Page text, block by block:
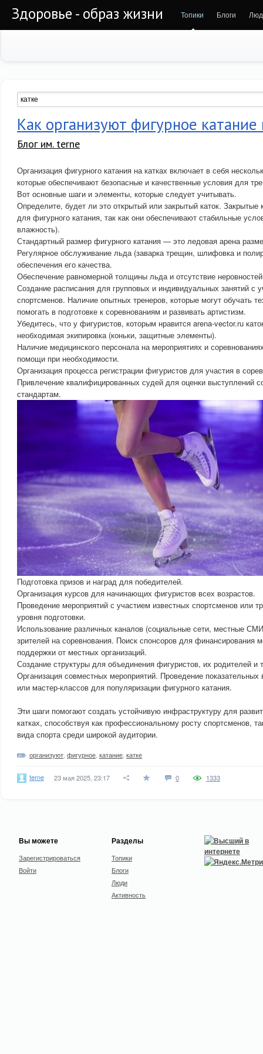
Здоровье - образ жизни Топики Блоги
Как организуют фигурное катание
Блог им. terne
Организация фигурного катания на катках включает в себя
которые обеспечивают безопасные и качественные условия для
Вот основные шаги и элементы, которые следует учитывать.
Определите, будет ли это открытый или закрытый каток. Закрытые
для фигурного катания, так как они обеспечивают стабильные
влажность).
Стандартный размер фигурного катания — это ледовая арена
Регулярное обслуживание льда (заварка трещин, шлифовка и
обеспечения его качества.
Обеспечение равномерной толщины льда и отсутствие
Создание расписания для групповых и индивидуальных занятий с
спортсменов. Наличие опытных тренеров, которые могут обучать
помогать в подготовке к соревнованиям и развивать артистизм.
Убедитесь, что у фигуристов, которым нравится arena-vector.ru
необходимая экипировка (коньки, защитные элементы).
Наличие медицинского персонала на мероприятиях и
помощи при необходимости.
Организация процесса регистрации фигуристов для участия в
Привлечение квалифицированных судей для оценки выступлений
стандартам.
Подготовка призов и наград для победителей.
Организация курсов для начинающих фигуристов всех возрастов.
Проведение мероприятий с участием известных спортсменов или
уровня подготовки.
Использование различных каналов (социальные сети, местные
зрителей на соревнования. Поиск спонсоров для финансирования
поддержки от местных организаций.
Создание структуры для объединения фигуристов, их родителей и
Организация совместных мероприятий. Проведение
или мастер-классов для популяризации фигурного катания.
Эти шаги помогают создать устойчивую инфраструктуру для
катках, способствуя как профессиональному росту спортсменов,
вида спорта среди широкой аудитории.
организуют фигурное катание катке
terne 23 мая 2025, 23:17 0 1333
Вы можете
Зарегистрироваться
Войти
Разделы
Топики
Блоги
Люди
Активность